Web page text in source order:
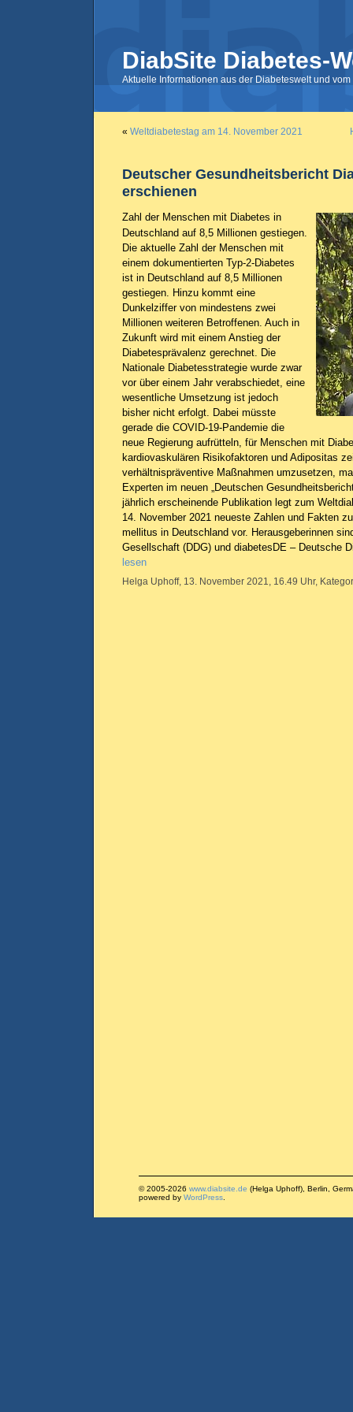
DiabSite Diabetes-
Aktuelle Informationen aus der Diabeteswelt und
« Weltdiabetestag am 14. November 2021
Deutscher Gesundheitsbericht
erschienen
Zahl der Menschen mit Diabetes in
Deutschland auf 8,5 Millionen gestiegen.
Die aktuelle Zahl der Menschen mit
einem dokumentierten Typ-2-Diabetes
ist in Deutschland auf 8,5 Millionen
gestiegen. Hinzu kommt eine
Dunkelziffer von mindestens zwei
Millionen weiteren Betroffenen. Auch in
Zukunft wird mit einem Anstieg der
Diabetesprävalenz gerechnet. Die
Nationale Diabetesstrategie wurde zwar
vor über einem Jahr verabschiedet, eine
wesentliche Umsetzung ist jedoch
bisher nicht erfolgt. Dabei müsste
gerade die COVID-19-Pandemie die
neue Regierung aufrütteln, für Menschen mit
kardiovaskulären Risikofaktoren und Adipositas
verhältnispräventive Maßnahmen umzusetzen,
Experten im neuen „Deutschen
jährlich erscheinende Publikation legt zum
14. November 2021 neueste Zahlen und Fakten
mellitus in Deutschland vor. Herausgeberinnen
Gesellschaft (DDG) und diabetesDE – Deutsche
lesen
Helga Uphoff, 13. November 2021, 16.49 Uhr,
© 2005-2026 www.diabsite.de (Helga Uphoff), Berlin,
powered by WordPress.